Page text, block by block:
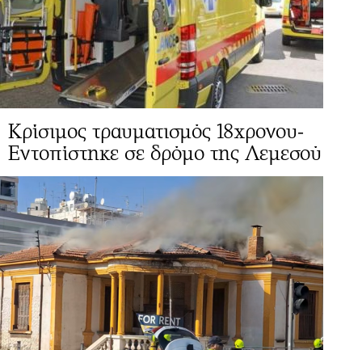
Κρίσιμος τραυματισμός 18χρονου-
Εντοπίστηκε σε δρόμο της Λεμεσού